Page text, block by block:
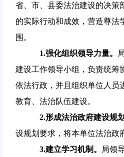
省、市、县委法治建设的决策
的实际行动和成效，营造尊法
围。
1.强化组织领导力量。
建设工作领导小组，负责统筹
依法行政，并且组织单位人员
教育、法治队伍建设。
2.形成法治政府建设规划
设规划要求，将本单位法治政
3.建立学习机制 。
局领